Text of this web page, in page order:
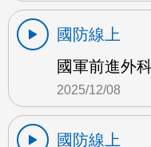
國防線上
國軍前進外
2025/12/08
國防線上